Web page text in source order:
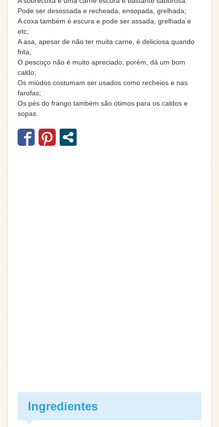
Pode ser desossada e recheada, ensopada, grelhada;
A coxa também é escura e pode ser assada, grelhada e
etc;
A asa, apesar de não ter muita carne, é deliciosa quando
frita;
O pescoço não é muito apreciado, porém, dá um bom
caldo;
Os miúdos costumam ser usados como recheios e nas
farofas;
Os pés do frango também são ótimos para os caldos e
sopas.
Ingredientes